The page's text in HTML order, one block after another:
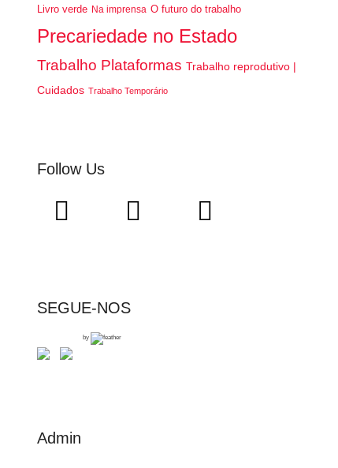
Livro verde Na imprensa O futuro do trabalho
Precariedade no Estado
Trabalho Plataformas Trabalho reprodutivo |
Cuidados Trabalho Temporário
Follow Us
SEGUE-NOS
by
Admin